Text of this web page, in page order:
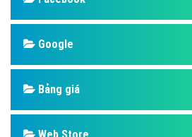
Google
Bảng giá